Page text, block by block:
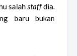
salahstaffdia.
baru bukan